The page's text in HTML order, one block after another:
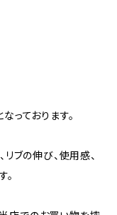
っております。
ブの伸び、使用感、
。